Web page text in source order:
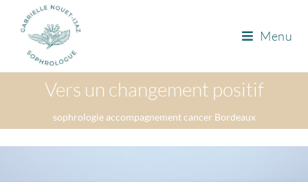
Menu
Vers un changement positif
sophrologie accompagnement cancer Bordeaux